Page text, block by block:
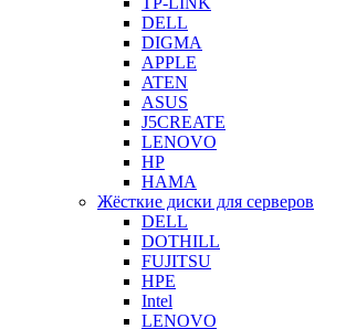
DELL
DIGMA
APPLE
ATEN
ASUS
J5CREATE
LENOVO
HP
HAMA
Жёсткие диски для серверов
DELL
DOTHILL
FUJITSU
HPE
Intel
LENOVO